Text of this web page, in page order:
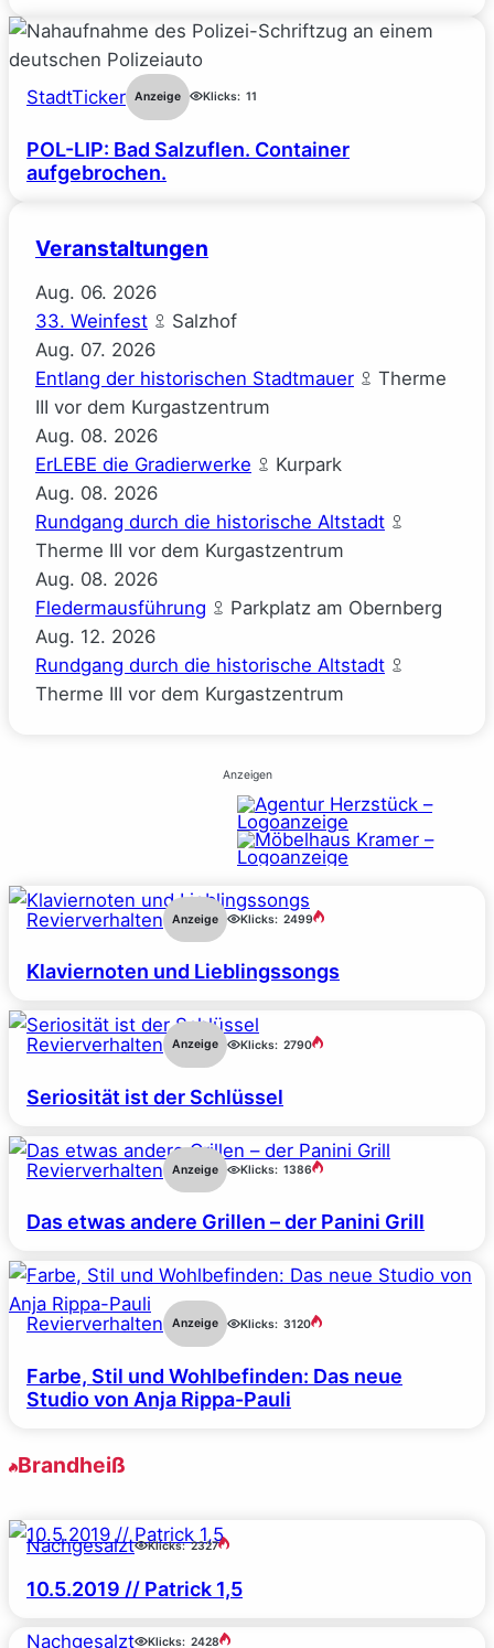
StadtTicker Anzeige Klicks: 11
POL-LIP: Bad Salzuflen. Container
aufgebrochen.
Veranstaltungen
Aug. 06. 2026
33. Weinfest
Salzhof
Aug. 07. 2026
Entlang der historischen Stadtmauer
Therme
III vor dem Kurgastzentrum
Aug. 08. 2026
ErLEBE die Gradierwerke
Kurpark
Aug. 08. 2026
Rundgang durch die historische Altstadt
Therme III vor dem Kurgastzentrum
Aug. 08. 2026
Fledermausführung
Parkplatz am Obernberg
Aug. 12. 2026
Rundgang durch die historische Altstadt
Therme III vor dem Kurgastzentrum
Anzeigen
Revierverhalten Anzeige Klicks: 2499
Klaviernoten und Lieblingssongs
Revierverhalten Anzeige Klicks: 2790
Seriosität ist der Schlüssel
Revierverhalten Anzeige Klicks: 1386
Das etwas andere Grillen – der Panini Grill
Revierverhalten Anzeige Klicks: 3120
Farbe, Stil und Wohlbefinden: Das neue
Studio von Anja Rippa-Pauli
Brandheiß
Nachgesalzt Klicks: 2327
10.5.2019 // Patrick 1,5
Nachgesalzt Klicks: 2428